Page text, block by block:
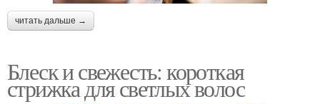
читать дальше →
Блеск и свежесть: короткая
стрижка для светлых волос